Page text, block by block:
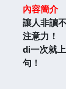
內容簡介
讓人非讀
注意力！
di一次就
句！